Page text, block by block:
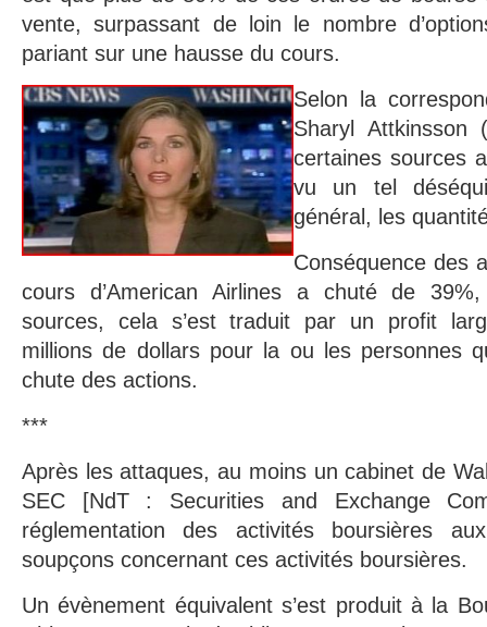
vente, surpassant de loin le nombre
pariant sur une hausse du cours.
Selon la
Sharyl Attkinsson
certaines sources
vu un tel
général, les
Conséquence des
cours d’American Airlines a chuté de
sources, cela s’est traduit par un profit
millions de dollars pour la ou les personnes
chute des actions.
***
Après les attaques, au moins un cabinet de
SEC [NdT : Securities and Exchange
réglementation des activités boursières
soupçons concernant ces activités boursières.
Un évènement équivalent s’est produit à la